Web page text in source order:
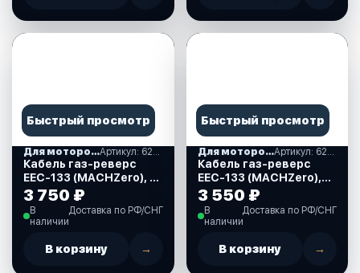
Быстрый просмотр
Для моторов Yamaha, Suzuki, Tohatsu
Кабель газ-реверс
EEC-133 (MACHZero), 21
FT, для Yamaha,
Tohatsu, Suzuki, Honda,
Nissan (622190)
3 750 ₽
В
наличии
Доставка по РФ/СНГ
В корзину →
Быстрый просмотр
Для моторов Yamaha, Suzuki, Tohatsu
Кабель газ-реверс
EEC-133 (MACHZero),
19 FT, для Yamaha,
Tohatsu, Suzuki, Honda,
Nissan (622097)
3 550 ₽
В
наличии
Доставка по РФ/СНГ
В корзину →